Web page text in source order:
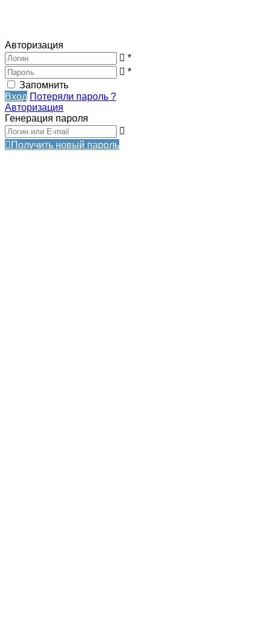
Авторизация
*
*
Запомнить
Вход Потеряли пароль ?
Авторизация
Генерация пароля
Получить новый пароль